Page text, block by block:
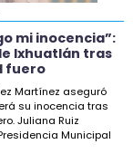
en fiscalía por
fracking en
mi inocencia”:
Ixhuatlán tras
fuero
Martínez aseguró
su inocencia tras
Juliana Ruiz
Municipal